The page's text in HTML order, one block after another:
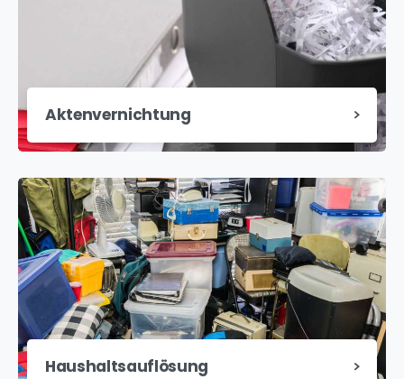
Aktenvernichtung
Haushaltsauflösung